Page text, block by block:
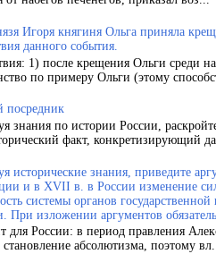
Игоря княгиня Ольга приняла
данного события.
1) после крещения Ольги среди
по примеру Ольги (этому
посредник
знания по истории России,
факт, конкретизирующий
исторические знания, приведите
и в XVII в. в России изменение
системы органов
При изложении аргументов
для России: в период правления
становление абсолютизма, поэтому